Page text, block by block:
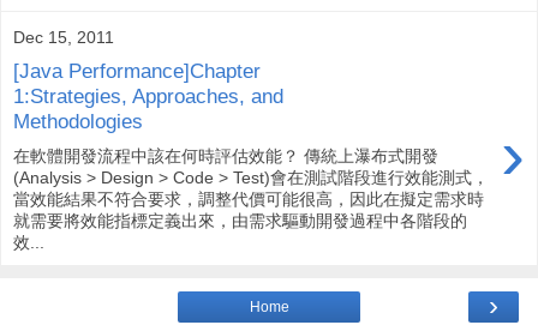
Dec 15, 2011
[Java Performance]Chapter
1:Strategies, Approaches, and
Methodologies
›
在軟體開發流程中該在何時評估效能？ 傳統上瀑布式開發
(Analysis > Design > Code > Test)會在測試階段進行效能測式，
當效能結果不符合要求，調整代價可能很高，因此在擬定需求時
就需要將效能指標定義出來，由需求驅動開發過程中各階段的
效...
›
Home